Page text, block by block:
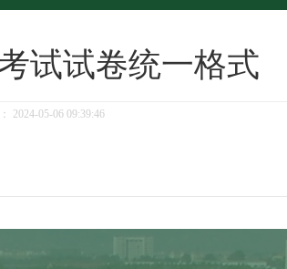
试试卷统一格式
2024-05-06 09:39:46